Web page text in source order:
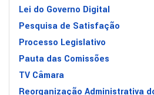
Lei do Governo Digital
Pesquisa de Satisfação
Processo Legislativo
Pauta das Comissões
TV Câmara
Reorganização Administrativa